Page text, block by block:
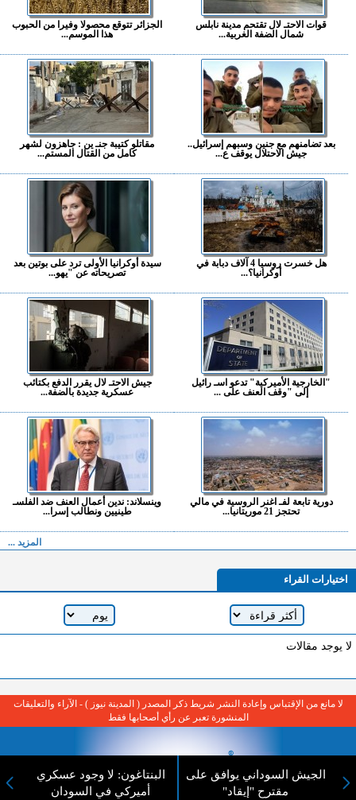
قوات الاحتـ لال تقتحم مدينة نابلس
شمال الضفة الغربية...
الجزائر تتوقع محصولا وفيرا من الحبوب
هذا الموسم...
بعد تضامنهم مع جنين وسبهم إسرائيل..
جيش الاحتلال يوقف ع...
مقاتلو كتيبة جنـ ين : جاهزون لشهر
كامل من القتال المستم...
هل خسرت روسيا 4 آلاف دبابة في
أوكرانيا؟...
سيدة أوكرانيا الأولى ترد على بوتين بعد
تصريحاته عن "يهو...
"الخارجية الأميركية" تدعو اسـ رائيل
إلى "وقف العنف على ...
جيش الاحتـ لال يقرر الدفع بكتائب
عسكرية جديدة بالضفة...
دورية تابعة لفـ اغنر الروسية في مالي
تحتجز 21 موريتانيا...
وينسلاند: ندين أعمال العنف ضد الفلسـ
طينيين ونطالب إسرا...
المزيد ...
اختيارات القراء
لا يوجد مقالات
الجيش السوداني يوافق على
مقترح "إيقاد"
البنتاغون: لا وجود عسكري
أميركي في السودان
لا مانع من الإقتباس وإعادة النشر شريط ذكر المصدر ( المدينة نيوز ) - الآراء والتعليقات
المنشورة تعبر عن رأي أصحابها فقط